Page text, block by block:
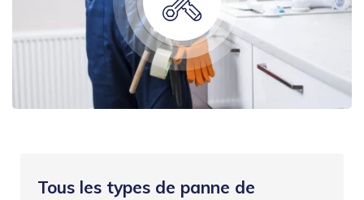
Tous les types de panne de